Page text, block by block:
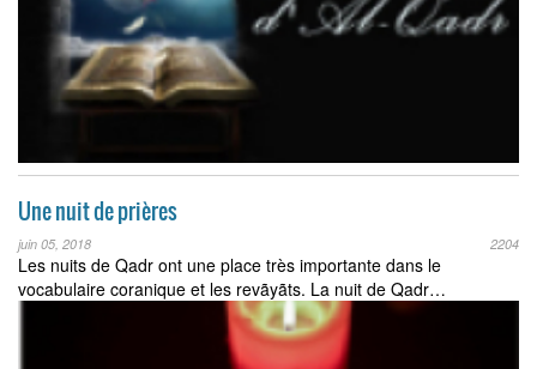
Une nuit de prières
juin 05, 2018 2204
Les nuits de Qadr ont une place très importante dans le
vocabulaire coranique et les revãyãts. La nuit de Qadr…